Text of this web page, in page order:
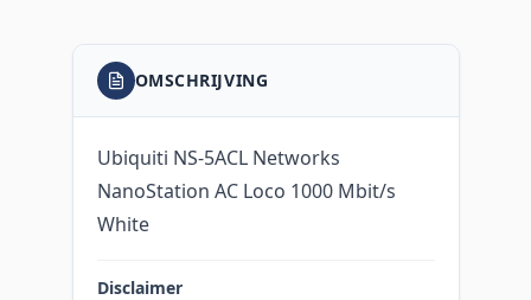
OMSCHRIJVING
Ubiquiti NS-5ACL Networks
NanoStation AC Loco 1000 Mbit/s
White
Disclaimer